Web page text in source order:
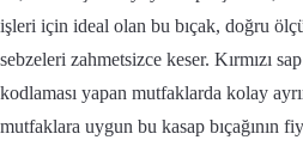
işleri için ideal olan bu bıçak, doğru
sebzeleri zahmetsizce keser. Kırmızı
kodlaması yapan mutfaklarda kolay
mutfaklara uygun bu kasap bıçağının